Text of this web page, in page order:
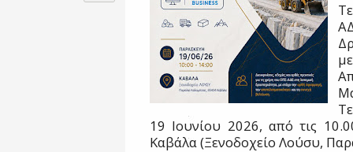
19 Ιουνίου 2026, από τις
Καβάλα (Ξενοδοχείο Λούσυ,